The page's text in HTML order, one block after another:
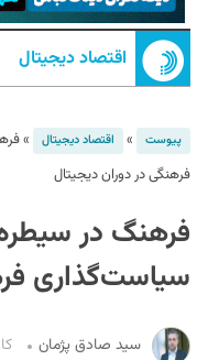
اقتصاد دیجیتال
پیوست » اقتصاد دیجیتال »
فرهنگی در دوران دیجیتال
فرهنگ در سیطره
سیاست‌گذاری
سید صادق پژمان